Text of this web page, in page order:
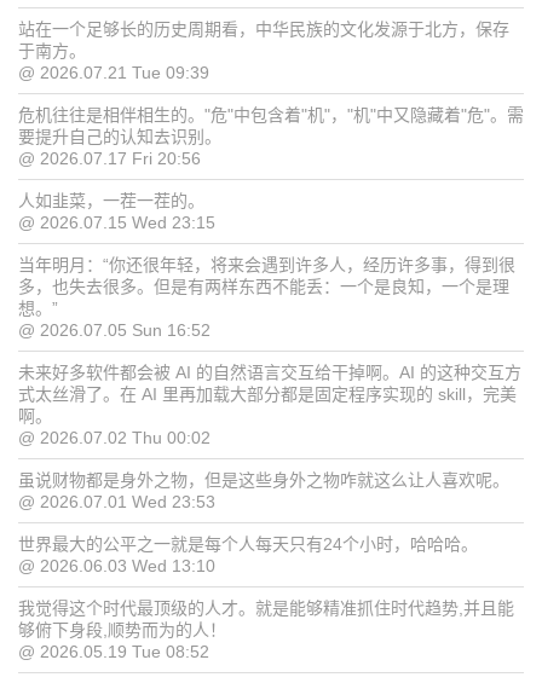
站在一个足够长的历史周期看，中华民族的文化发源于北方，保存
于南方。
@ 2026.07.21 Tue 09:39
危机往往是相伴相生的。"危"中包含着"机"，"机"中又隐藏着"危"。需
要提升自己的认知去识别。
@ 2026.07.17 Fri 20:56
人如韭菜，一茬一茬的。
@ 2026.07.15 Wed 23:15
当年明月：“你还很年轻，将来会遇到许多人，经历许多事，得到很
多，也失去很多。但是有两样东西不能丢：一个是良知，一个是理
想。”
@ 2026.07.05 Sun 16:52
未来好多软件都会被 AI 的自然语言交互给干掉啊。AI 的这种交互方
式太丝滑了。在 AI 里再加载大部分都是固定程序实现的 skill，完美
啊。
@ 2026.07.02 Thu 00:02
虽说财物都是身外之物，但是这些身外之物咋就这么让人喜欢呢。
@ 2026.07.01 Wed 23:53
世界最大的公平之一就是每个人每天只有24个小时，哈哈哈。
@ 2026.06.03 Wed 13:10
我觉得这个时代最顶级的人才。就是能够精准抓住时代趋势,并且能
够俯下身段,顺势而为的人！
@ 2026.05.19 Tue 08:52